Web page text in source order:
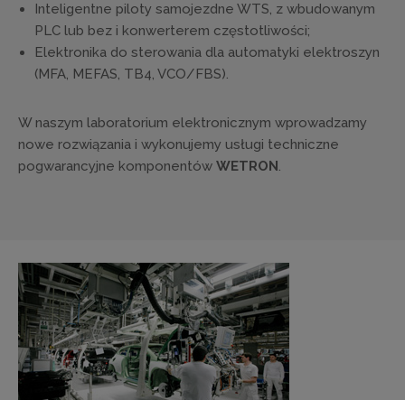
Inteligentne piloty samojezdne WTS, z wbudowanym
PLC lub bez i konwerterem częstotliwości;
Elektronika do sterowania dla automatyki elektroszyn
(MFA, MEFAS, TB4, VCO/FBS).
W naszym laboratorium elektronicznym wprowadzamy
nowe rozwiązania i wykonujemy usługi techniczne
pogwarancyjne komponentów WETRON.